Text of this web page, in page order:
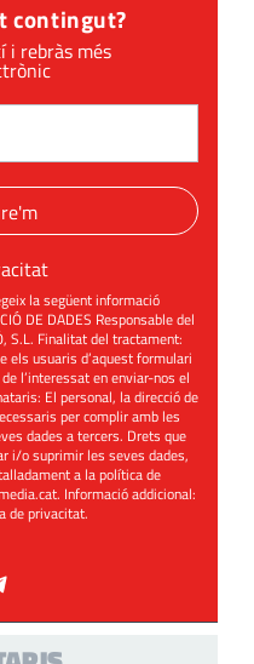
contingut?
rebràs més
la següent informació
DE DADES Responsable del
S.L. Finalitat del tractament:
els usuaris d’aquest formulari
l’interessat en enviar-nos el
El personal, la direcció de
per complir amb les
dades a tercers. Drets que
i/o suprimir les seves dades,
a la política de
. Informació addicional:
de privacitat.